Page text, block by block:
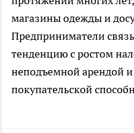
магазины одежды и
Предприниматели
тенденцию с ростом
неподъемной арендой
покупательской